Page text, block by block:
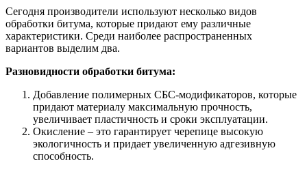
Сегодня производители используют несколько видов
обработки битума, которые придают ему различные
характеристики. Среди наиболее распространенных
вариантов выделим два.
Разновидности обработки битума:
Добавление полимерных СБС-модификаторов, которые
придают материалу максимальную прочность,
увеличивает пластичность и сроки эксплуатации.
Окисление – это гарантирует черепице высокую
экологичность и придает увеличенную адгезивную
способность.